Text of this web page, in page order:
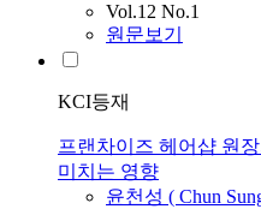
Vol.12 No.1
원문보기
KCI등재
프랜차이즈 헤어샵 원
미치는 영향
윤천성 ( Chun